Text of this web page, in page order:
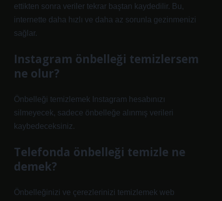
ettikten sonra veriler tekrar baştan kaydedilir. Bu,
internette daha hızlı ve daha az sorunla gezinmenizi
sağlar.
Instagram önbelleği temizlersem
ne olur?
Önbelleği temizlemek Instagram hesabınızı
silmeyecek, sadece önbelleğe alınmış verileri
kaybedeceksiniz.
Telefonda önbelleği temizle ne
demek?
Önbelleğinizi ve çerezlerinizi temizlemek web